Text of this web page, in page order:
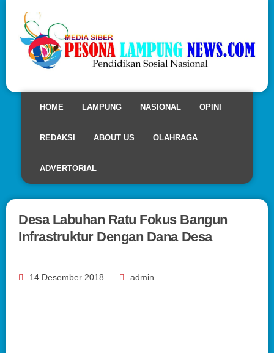
HOME LAMPUNG NASIONAL OPINI
REDAKSI ABOUT US OLAHRAGA
ADVERTORIAL
Desa Labuhan Ratu Fokus Bangun
Infrastruktur Dengan Dana Desa
14 Desember 2018 admin